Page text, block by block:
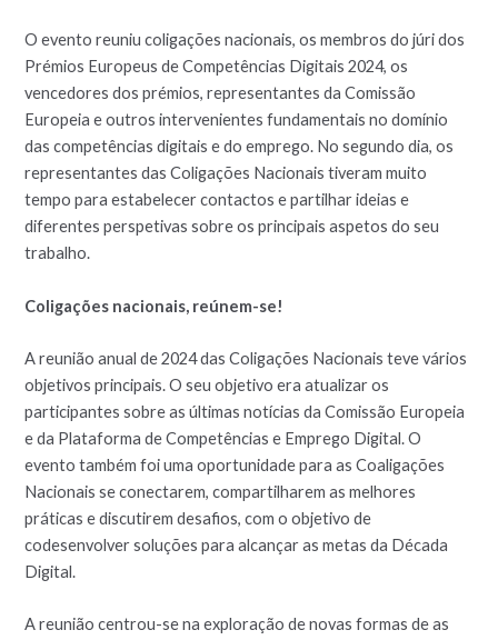
O evento reuniu coligações nacionais, os membros do júri dos
Prémios Europeus de Competências Digitais 2024, os
vencedores dos prémios, representantes da Comissão
Europeia e outros intervenientes fundamentais no domínio
das competências digitais e do emprego. No segundo dia, os
representantes das Coligações Nacionais tiveram muito
tempo para estabelecer contactos e partilhar ideias e
diferentes perspetivas sobre os principais aspetos do seu
trabalho.
Coligações nacionais, reúnem-se!
A reunião anual de 2024 das Coligações Nacionais teve vários
objetivos principais. O seu objetivo era atualizar os
participantes sobre as últimas notícias da Comissão Europeia
e da Plataforma de Competências e Emprego Digital. O
evento também foi uma oportunidade para as Coaligações
Nacionais se conectarem, compartilharem as melhores
práticas e discutirem desafios, com o objetivo de
codesenvolver soluções para alcançar as metas da Década
Digital.
A reunião centrou-se na exploração de novas formas de as